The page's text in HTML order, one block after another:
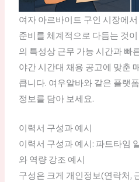
여자 아르바이트 구인 시장에
준비를 체계적으로 다듬는 것
의 특성상 근무 가능 시간과 빠
야간 시간대 채용 공고에 맞춘
큽니다. 여우알바와 같은 플랫
정보를 담아 보세요.
이력서 구성과 예시
이력서 구성과 예시: 파트타임
와 역량 강조 예시
구성은 크게 개인정보(연락처,